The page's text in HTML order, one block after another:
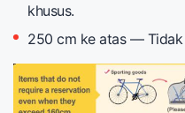
khusus.
250 cm ke atas — Tidak